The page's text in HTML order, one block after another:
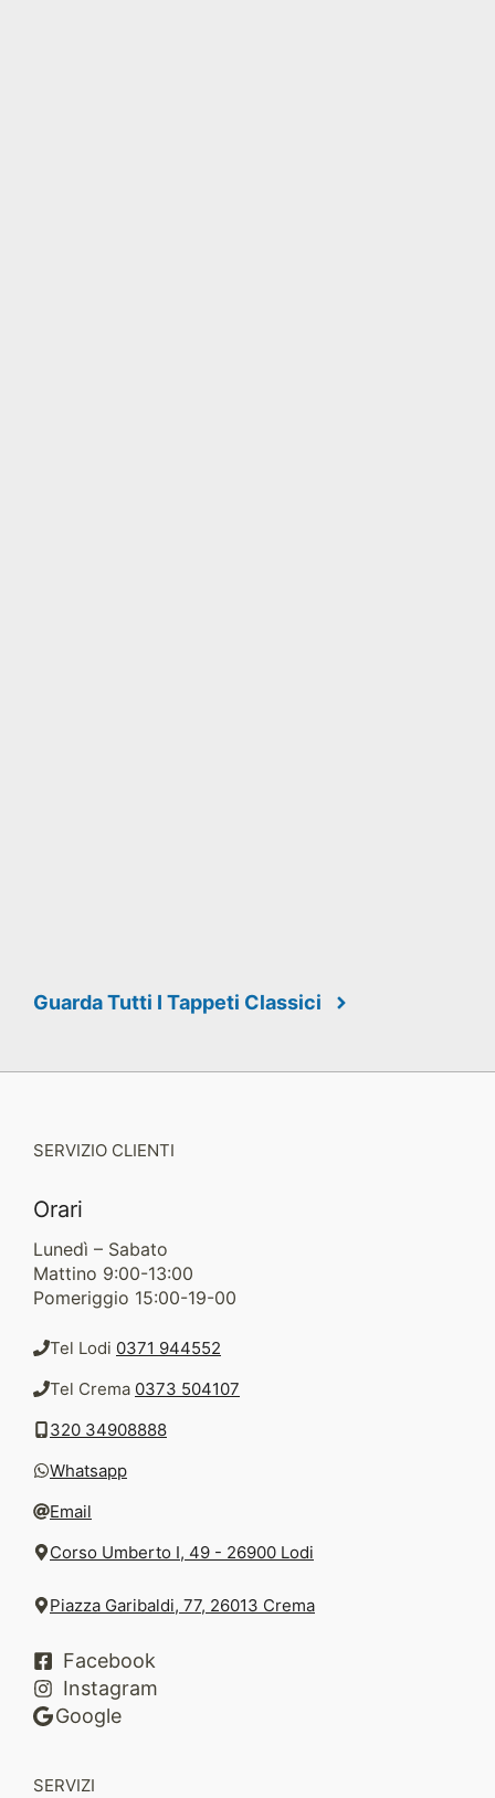
Guarda Tutti I Tappeti Classici
SERVIZIO CLIENTI
Orari
Lunedì – Sabato
Mattino 9:00-13:00
Pomeriggio 15:00-19-00
Tel Lodi 0371 944552
Tel Crema 0373 504107
320 34908888
Whatsapp
Email
Corso Umberto I, 49 - 26900 Lodi
Piazza Garibaldi, 77, 26013 Crema
Facebook
Instagram
Google
SERVIZI